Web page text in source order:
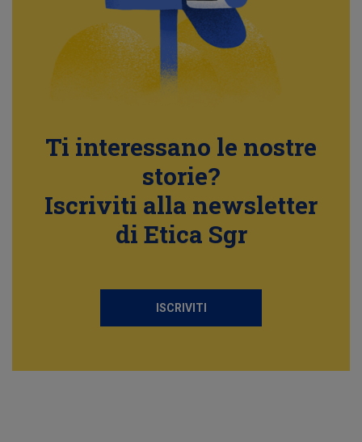
Ti interessano le nostre
storie?
Iscriviti alla newsletter
di Etica Sgr
ISCRIVITI